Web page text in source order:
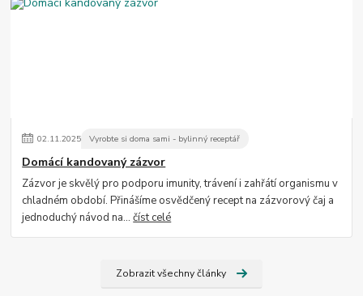
02.11.2025 Vyrobte si doma sami - bylinný receptář
Domácí kandovaný zázvor
Zázvor je skvělý pro podporu imunity, trávení i zahřátí organismu v
chladném období. Přinášíme osvědčený recept na zázvorový čaj a
jednoduchý návod na...číst celé
Zobrazit všechny články